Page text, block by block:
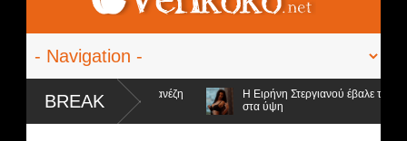
BREAK
την ομάδα της Σοφίας Δανέζη
Η Ειρήνη Στεργιανού έβαλε τα...
στα ύψη